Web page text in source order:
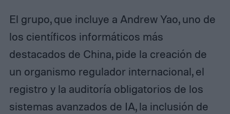
El grupo, que incluye a Andrew Yao, uno de
los científicos informáticos más
destacados de China, pide la creación de
un organismo regulador internacional, el
registro y la auditoría obligatorios de los
sistemas avanzados de IA, la inclusión de